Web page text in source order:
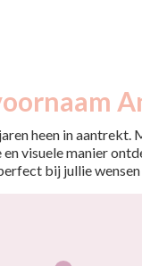
heen in
visuele manier
bij jullie